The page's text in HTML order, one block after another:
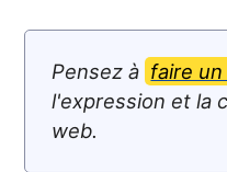
Pensez à faire un
l'expression et la
web.